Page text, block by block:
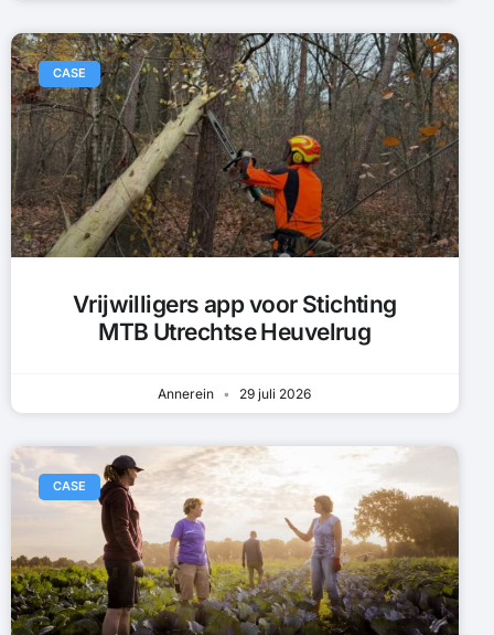
CASE
Vrijwilligers app voor Stichting
MTB Utrechtse Heuvelrug
Annerein 29 juli 2026
CASE